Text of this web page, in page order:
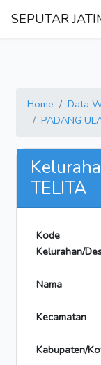
SEPUTAR
Home Data
PADANG
TELITA
Kode
Kelurahan/
Nama
Kecamatan
Kabupaten/